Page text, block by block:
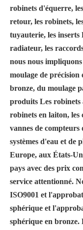
robinets d'équerre,
retour, les robinets,
tuyauterie, les inserts
radiateur, les
nous nous
moulage de précision
bronze, du moulage
produits Les robinets
robinets en laiton, les
vannes de compteurs
systèmes d'eau et de
Europe, aux États-
pays avec des prix
service attentionné.
ISO9001 et
sphérique et
sphérique en